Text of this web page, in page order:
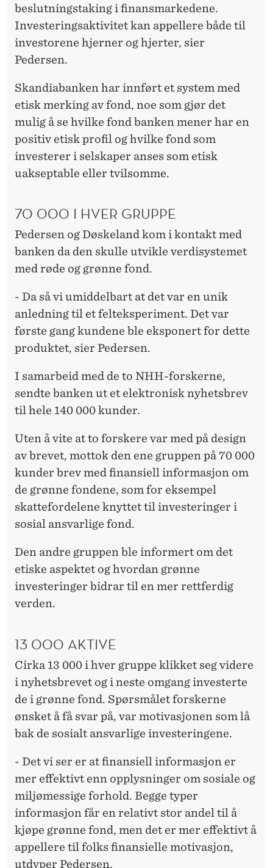
beslutningstaking i finansmarkedene.
Investeringsaktivitet kan appellere både til
investorene hjerner og hjerter, sier
Pedersen.
Skandiabanken har innført et system med
etisk merking av fond, noe som gjør det
mulig å se hvilke fond banken mener har en
positiv etisk profil og hvilke fond som
investerer i selskaper anses som etisk
uakseptable eller tvilsomme.
70 000 I HVER GRUPPE
Pedersen og Døskeland kom i kontakt med
banken da den skulle utvikle verdisystemet
med røde og grønne fond.
- Da så vi umiddelbart at det var en unik
anledning til et felteksperiment. Det var
første gang kundene ble eksponert for dette
produktet, sier Pedersen.
I samarbeid med de to NHH-forskerne,
sendte banken ut et elektronisk nyhetsbrev
til hele 140 000 kunder.
Uten å vite at to forskere var med på design
av brevet, mottok den ene gruppen på 70 000
kunder brev med finansiell informasjon om
de grønne fondene, som for eksempel
skattefordelene knyttet til investeringer i
sosial ansvarlige fond.
Den andre gruppen ble informert om det
etiske aspektet og hvordan grønne
investeringer bidrar til en mer rettferdig
verden.
13 000 AKTIVE
Cirka 13 000 i hver gruppe klikket seg videre
i nyhetsbrevet og i neste omgang investerte
de i grønne fond. Spørsmålet forskerne
ønsket å få svar på, var motivasjonen som lå
bak de sosialt ansvarlige investeringene.
- Det vi ser er at finansiell informasjon er
mer effektivt enn opplysninger om sosiale og
miljømessige forhold. Begge typer
informasjon får en relativt stor andel til å
kjøpe grønne fond, men det er mer effektivt å
appellere til folks finansielle motivasjon,
utdyper Pedersen.